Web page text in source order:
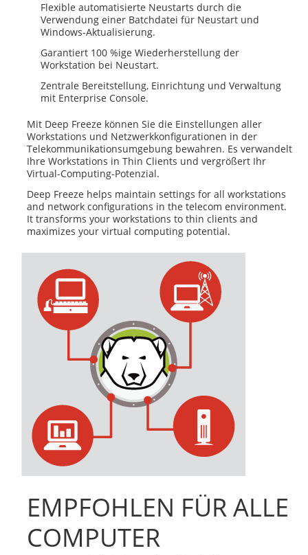
Flexible automatisierte Neustarts durch die
Verwendung einer Batchdatei für Neustart und
Windows-Aktualisierung.
Garantiert 100 %ige Wiederherstellung der
Workstation bei Neustart.
Zentrale Bereitstellung, Einrichtung und Verwaltung
mit Enterprise Console.
Mit Deep Freeze können Sie die Einstellungen aller
Workstations und Netzwerkkonfigurationen in der
Telekommunikationsumgebung bewahren. Es verwandelt
Ihre Workstations in Thin Clients und vergrößert Ihr
Virtual-Computing-Potenzial.
Deep Freeze helps maintain settings for all workstations
and network configurations in the telecom environment.
It transforms your workstations to thin clients and
maximizes your virtual computing potential.
EMPFOHLEN FÜR ALLE
COMPUTER